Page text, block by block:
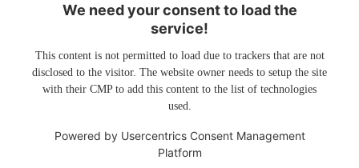
We need your consent to load the
service!
This content is not permitted to load due to trackers that are not
disclosed to the visitor. The website owner needs to setup the site
with their CMP to add this content to the list of technologies
used.
Powered by Usercentrics Consent Management
Platform